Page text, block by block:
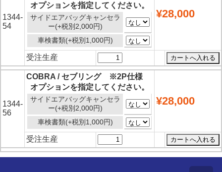
1344-
54
オプションを指定してください。
サイドエアバッグキャンセラ
ー(+税別2,000円)
車検書類(+税別1,000円)
¥28,000
受注生産
1344-
56
COBRA / セブリング ※2P仕様
オプションを指定してください。
サイドエアバッグキャンセラ
ー(+税別2,000円)
車検書類(+税別1,000円)
¥28,000
受注生産